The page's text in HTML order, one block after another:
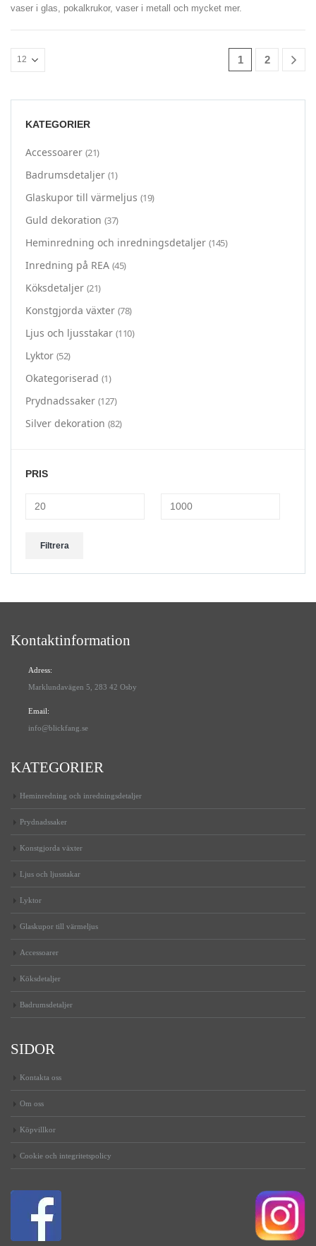
vaser i glas, pokalkrukor, vaser i metall och mycket mer.
1 2
KATEGORIER
Accessoarer (21)
Badrumsdetaljer (1)
Glaskupor till värmeljus (19)
Guld dekoration (37)
Heminredning och inredningsdetaljer (145)
Inredning på REA (45)
Köksdetaljer (21)
Konstgjorda växter (78)
Ljus och ljusstakar (110)
Lyktor (52)
Okategoriserad (1)
Prydnadssaker (127)
Silver dekoration (82)
PRIS
Filtrera
Kontaktinformation
Adress:
Marklundavägen 5, 283 42 Osby
Email:
info@blickfang.se
KATEGORIER
Heminredning och inredningsdetaljer
Prydnadssaker
Konstgjorda växter
Ljus och ljusstakar
Lyktor
Glaskupor till värmeljus
Accessoarer
Köksdetaljer
Badrumsdetaljer
SIDOR
Kontakta oss
Om oss
Köpvillkor
Cookie och integritetspolicy